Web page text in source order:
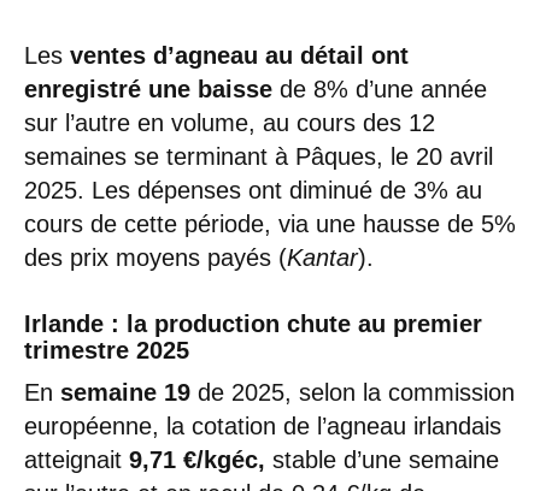
Les ventes d’agneau au détail ont
enregistré une baisse de 8% d’une année
sur l’autre en volume, au cours des 12
semaines se terminant à Pâques, le 20 avril
2025. Les dépenses ont diminué de 3% au
cours de cette période, via une hausse de 5%
des prix moyens payés (Kantar).
Irlande : la production chute au premier
trimestre 2025
En semaine 19 de 2025, selon la commission
européenne, la cotation de l’agneau irlandais
atteignait 9,71 €/kgéc, stable d’une semaine